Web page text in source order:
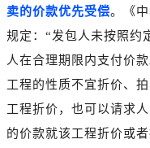
卖的价款优先受偿。《
规定：“发包人未按照约
人在合理期限内支付价
工程的性质不宜折价、
工程折价，也可以请求
的价款就该工程折价或